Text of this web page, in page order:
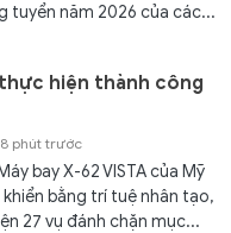
tuyển năm 2026 của các...
hiện thành công
phút trước
bay X-62 VISTA của Mỹ
bằng trí tuệ nhân tạo,
27 vụ đánh chặn mục...